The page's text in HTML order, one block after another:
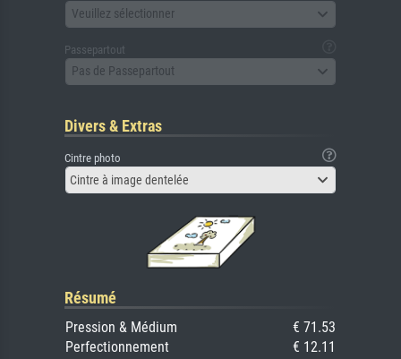
Veuillez sélectionner
Passepartout
Pas de Passepartout
Divers & Extras
Cintre photo
Cintre à image dentelée
Résumé
Pression & Médium
€ 71.53
Perfectionnement
€ 12.11